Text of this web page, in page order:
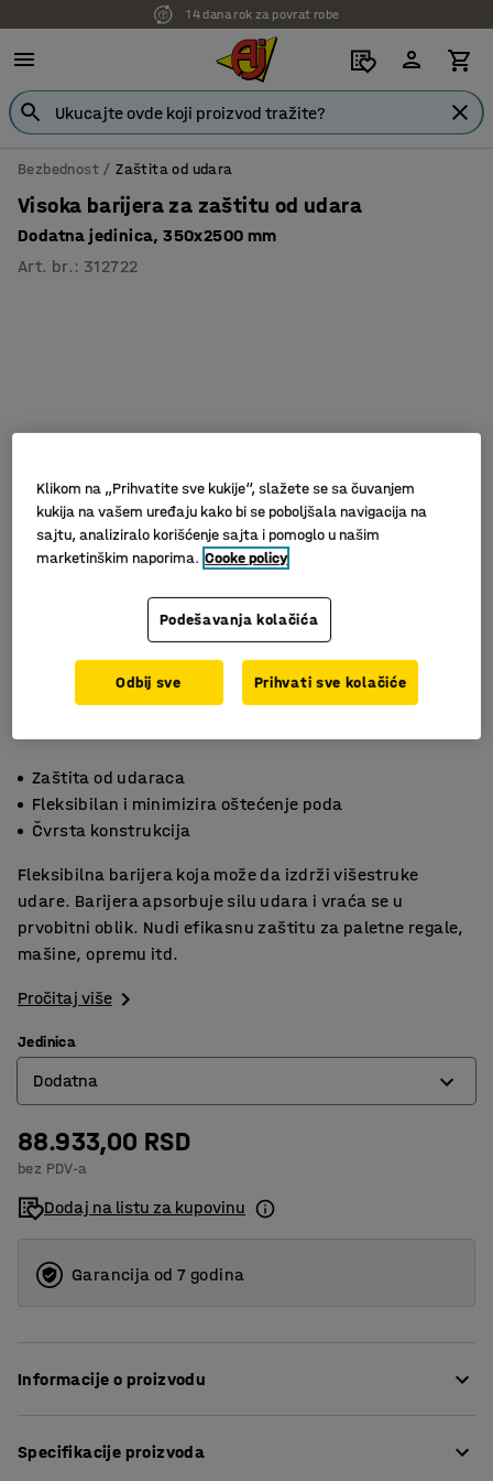
14 dana rok za povrat robe
Bezbednost Zaštita od udara
Visoka barijera za zaštitu od udara
Dodatna jedinica, 350x2500 mm
Art. br. : 312722
Zaštita od udaraca
Fleksibilan i minimizira oštećenje poda
Čvrsta konstrukcija
Fleksibilna barijera koja može da izdrži višestruke
udare. Barijera apsorbuje silu udara i vraća se u
prvobitni oblik. Nudi efikasnu zaštitu za paletne regale,
mašine, opremu itd.
Pročitaj više
Jedinica
Dodatna
Dodatna
Osnovna
88.933,00 RSD
bez PDV-a
Dodaj na listu za kupovinu
Garancija od 7 godina
Informacije o proizvodu
plastike koja se može reciklirati. Boje čine barijeru veoma
Specifikacije proizvoda
Klikom na „Prihvatite sve kukije“, slažete se sa čuvanjem
kukija na vašem uređaju kako bi se poboljšala navigacija na
sajtu, analiziralo korišćenje sajta i pomoglo u našim
marketinškim naporima. Cooke policy
Podešavanja kolačića
Odbij sve Prihvati sve kolačiće